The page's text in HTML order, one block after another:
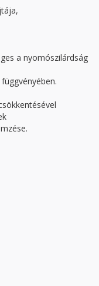
a nyomószilárdság